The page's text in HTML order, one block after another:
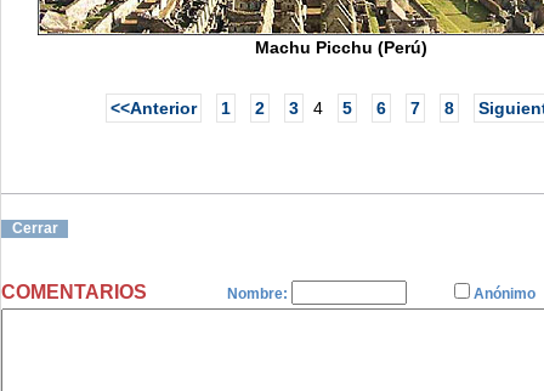
Machu Picchu (Perú)
<<Anterior 1 2 3 4 5 6 7 8
Cerrar
COMENTARIOS Nombre: Anónimo